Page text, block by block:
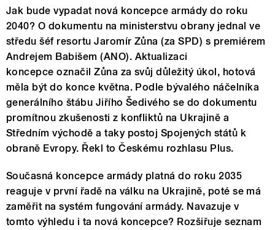
Jak bude vypadat nová koncepce armády do roku
2040? O dokumentu na ministerstvu obrany jednal ve
středu šéf resortu Jaromír Zůna (za SPD) s premiérem
Andrejem Babišem (ANO). Aktualizaci
koncepce označil Zůna za svůj důležitý úkol, hotová
měla být do konce května. Podle bývalého náčelníka
generálního štábu Jiřího Šedivého se do dokumentu
promítnou zkušenosti z konfliktů na Ukrajině a
Středním východě a taky postoj Spojených států k
obraně Evropy. Řekl to Českému rozhlasu Plus.
Současná koncepce armády platná do roku 2035
reaguje v první řadě na válku na Ukrajině, poté se má
zaměřit na systém fungování armády. Navazuje v
tomto výhledu i ta nová koncepce? Rozšiřuje seznam